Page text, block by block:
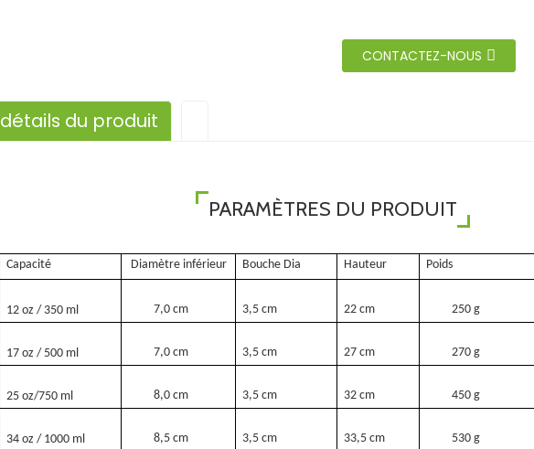
CONTACTEZ-NOUS
détails du produit
PARAMÈTRES DU PRODUIT
Capacité Diamètre inférieur Bouche Dia Hauteur Poids
12 oz / 350 ml 7,0 cm 3,5 cm 22 cm 250 g
17 oz / 500 ml 7,0 cm 3,5 cm 27 cm 270 g
25 oz/750 ml 8,0 cm 3,5 cm 32 cm 450 g
34 oz / 1000 ml 8,5 cm 3,5 cm 33,5 cm 530 g